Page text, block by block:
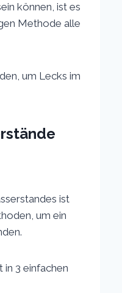
können, ist es
Methode alle
um Lecks im
ist
um ein
3 einfachen